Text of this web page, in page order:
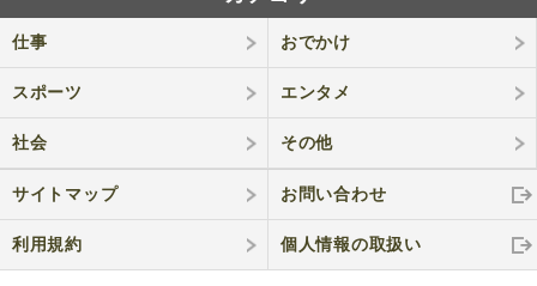
仕事 おでかけ
スポーツ エンタメ
社会 その他
サイトマップ お問い合わせ
利用規約 個人情報の取扱い